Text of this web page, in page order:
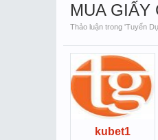
MUA GIẤY
Thảo luận trong 'Tuyển
kubet1